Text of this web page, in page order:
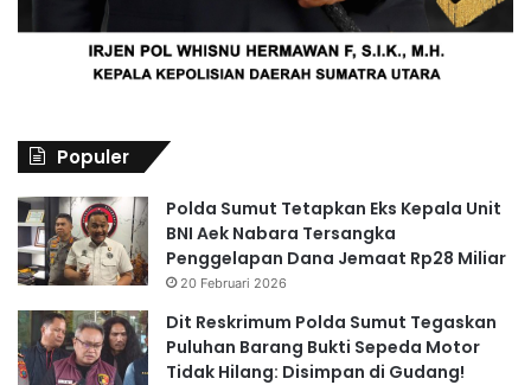
Populer
Polda Sumut Tetapkan Eks Kepala Unit
BNI Aek Nabara Tersangka
Penggelapan Dana Jemaat Rp28 Miliar
20 Februari 2026
Dit Reskrimum Polda Sumut Tegaskan
Puluhan Barang Bukti Sepeda Motor
Tidak Hilang: Disimpan di Gudang!